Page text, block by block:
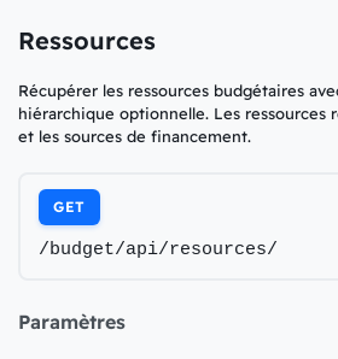
Ressources
Récupérer les ressources budgétaires
hiérarchique optionnelle. Les ressources
et les sources de financement.
GET
/budget/api/resources/
Paramètres